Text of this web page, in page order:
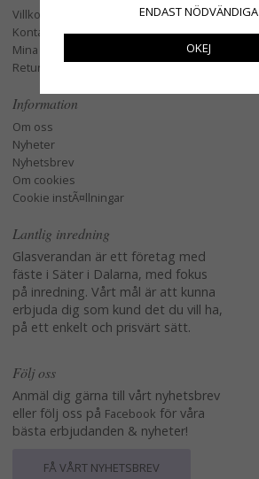
Villkor
Kontakta oss
Mina favoriter
Retur och Reklamation
Information
Om oss
Nyheter
Nyhetsbrev
Om cookies
Cookie instÃ¤llningar
Lantlig inredning
Glasverandan är ett företag med
fäste i Säter i Dalarna, med fokus
på inredning. Vårt mål är att kunna
erbjuda dig som kund det du vill ha,
på ett enkelt och prisvärt sätt.
Följ oss
Anmäl dig gärna till vårt nyhetsbrev
eller följ oss på Facebook för våra
bästa erbjudanden & nyheter!
FÅ VÅRT NYHETSBREV
ENDAST NÖDVÄNDIGA
OKEJ